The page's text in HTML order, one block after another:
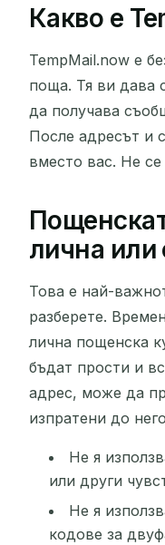
Какво е
TempMail.now е
поща. Тя ви дава
да получава
После адресът и
вместо вас. Не
лична или
Това е най-
разберете.
лична пощенска
бъдат прости и
адрес, може да
изпратени до
Не я
или други
Не я
кодове за